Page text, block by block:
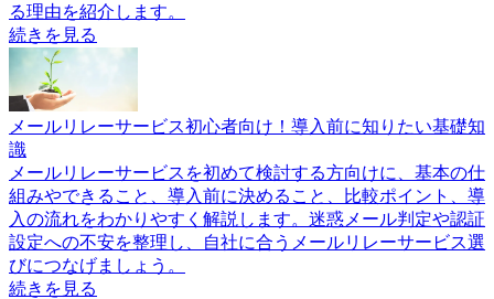
る理由を紹介します。
続きを見る
メールリレーサービス初心者向け！導入前に知りたい基礎知
識
メールリレーサービスを初めて検討する方向けに、基本の仕
組みやできること、導入前に決めること、比較ポイント、導
入の流れをわかりやすく解説します。迷惑メール判定や認証
設定への不安を整理し、自社に合うメールリレーサービス選
びにつなげましょう。
続きを見る